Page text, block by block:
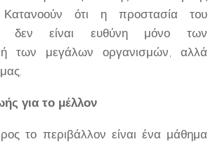
Κατανοούν ότι η προστασία του
δεν είναι ευθύνη μόνο των
των μεγάλων οργανισμών, αλλά
για το μέλλον
το περιβάλλον είναι ένα μάθημα